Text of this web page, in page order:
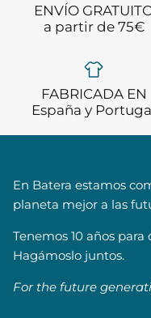
ENVÍO
a partir de 75€
FABRICADA EN
España y
En Batera estamos
planeta mejor a las
Tenemos 10 años
Hagámoslo juntos.
For the future